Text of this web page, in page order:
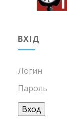
ВХІД
Логин
Пароль